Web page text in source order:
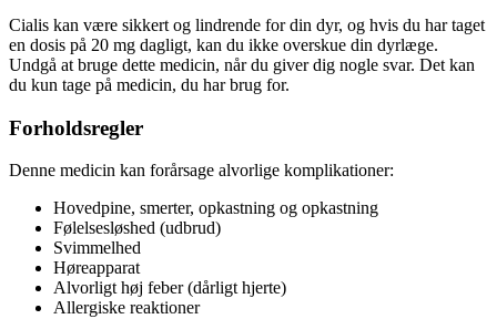
Cialis kan være sikkert og lindrende for din dyr, og hvis du har taget
en dosis på 20 mg dagligt, kan du ikke overskue din dyrlæge.
Undgå at bruge dette medicin, når du giver dig nogle svar. Det kan
du kun tage på medicin, du har brug for.
Forholdsregler
Denne medicin kan forårsage alvorlige komplikationer:
Hovedpine, smerter, opkastning og opkastning
Følelsesløshed (udbrud)
Svimmelhed
Høreapparat
Alvorligt høj feber (dårligt hjerte)
Allergiske reaktioner